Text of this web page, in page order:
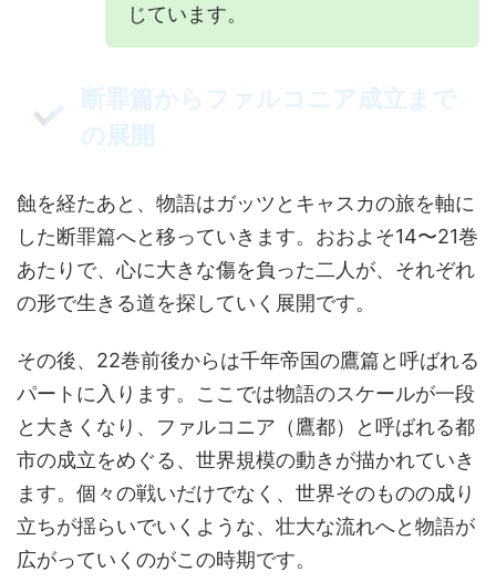
じています。
断罪篇からファルコニア成立まで
の展開
蝕を経たあと、物語はガッツとキャスカの旅を軸に
した断罪篇へと移っていきます。おおよそ14〜21巻
あたりで、心に大きな傷を負った二人が、それぞれ
の形で生きる道を探していく展開です。
その後、22巻前後からは千年帝国の鷹篇と呼ばれる
パートに入ります。ここでは物語のスケールが一段
と大きくなり、ファルコニア（鷹都）と呼ばれる都
市の成立をめぐる、世界規模の動きが描かれていき
ます。個々の戦いだけでなく、世界そのものの成り
立ちが揺らいでいくような、壮大な流れへと物語が
広がっていくのがこの時期です。